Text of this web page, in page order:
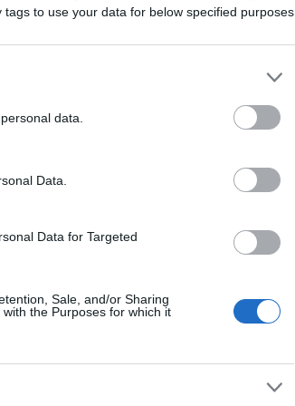
to use your data for below specified purposes
data.
Data.
Data for Targeted
Sale, and/or Sharing
the Purposes for which it
vagy épp a
hogy nincs